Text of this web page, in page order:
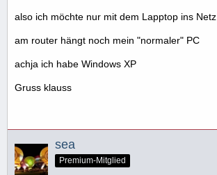
also ich möchte nur mit dem Lapptop ins Netz
am router hängt noch mein "normaler" PC
achja ich habe Windows XP
Gruss klauss
sea
Premium-Mitglied